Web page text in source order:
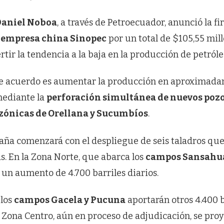
Noboa, a través de Petroecuador, anunció la
empresa china Sinopecpor un total de $105,55
la tendencia a la baja en la producción de
acuerdo es aumentar la producción en
la perforación simultánea de nuevos
de Orellana y Sucumbíos.
comenzará con el despliegue de seis taladros
En la Zona Norte, que abarca los campos
un aumento de 4.700 barriles diarios.
campos Gacela y Pucuna aportarán otros 4.400
Centro, aún en proceso de adjudicación, se